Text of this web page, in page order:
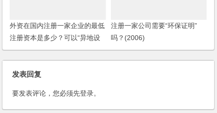
外资在国内注册一家企业的最低
注册资本是多少？可以“异地设
厂”吗？
注册一家公司需要“环保证明”
吗？(2006)
发表回复
要发表评论，您必须先登录。